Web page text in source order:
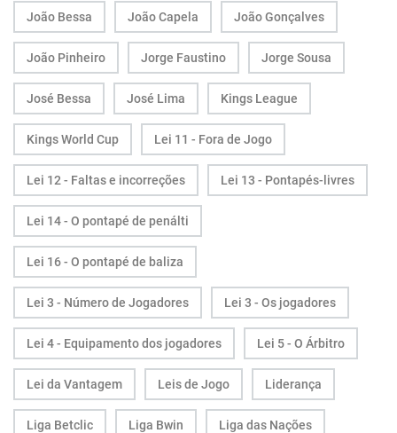
João Bessa João Capela João Gonçalves
João Pinheiro Jorge Faustino Jorge Sousa
José Bessa José Lima Kings League
Kings World Cup Lei 11 - Fora de Jogo
Lei 12 - Faltas e incorreções Lei 13 - Pontapés-livres
Lei 14 - O pontapé de penálti
Lei 16 - O pontapé de baliza
Lei 3 - Número de Jogadores Lei 3 - Os jogadores
Lei 4 - Equipamento dos jogadores Lei 5 - O Árbitro
Lei da Vantagem Leis de Jogo Liderança
Liga Betclic Liga Bwin Liga das Nações